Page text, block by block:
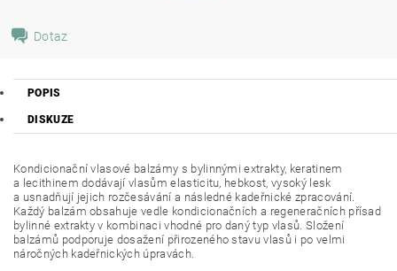
Dotaz
POPIS
DISKUZE
Kondicionační vlasové balzámy s bylinnými extrakty, keratinem
a lecithinem dodávají vlasům elasticitu, hebkost, vysoký lesk
a usnadňují jejich rozčesávání a následné kadeřnické zpracování.
Každý balzám obsahuje vedle kondicionačních a regeneračních přísad
bylinné extrakty v kombinaci vhodné pro daný typ vlasů. Složení
balzámů podporuje dosažení přirozeného stavu vlasů i po velmi
náročných kadeřnických úpravách.